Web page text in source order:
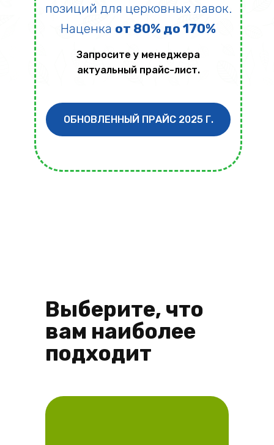
ОБНОВЛЕННЫЙ ПРАЙС 2025 Г.
позиций для церковных лавок.
Наценка от 80% до 170%
Запросите у менеджера
актуальный прайс-лист.
Выберите, что
вам наиболее
подходит